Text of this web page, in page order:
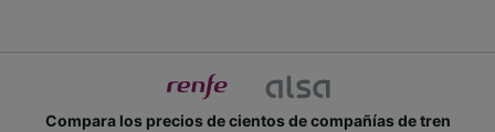
Compara los precios de cientos de compañías de tren